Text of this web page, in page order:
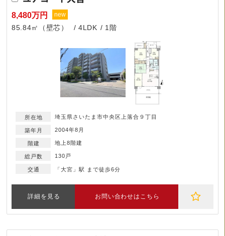
8,480万円
new
85.84㎡（壁芯） 4LDK 1階
埼玉県さいたま市中央区上落合９丁目
2004年8月
地上8階建
130戸
「大宮」駅 まで徒歩6分
詳細を見る お問い合わせはこちら